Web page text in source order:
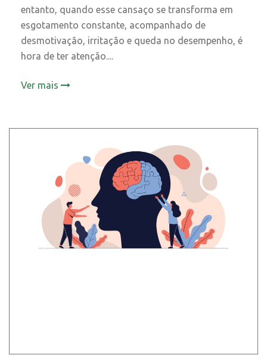
entanto, quando esse cansaço se transforma em
esgotamento constante, acompanhado de
desmotivação, irritação e queda no desempenho, é
hora de ter atenção....
Ver mais